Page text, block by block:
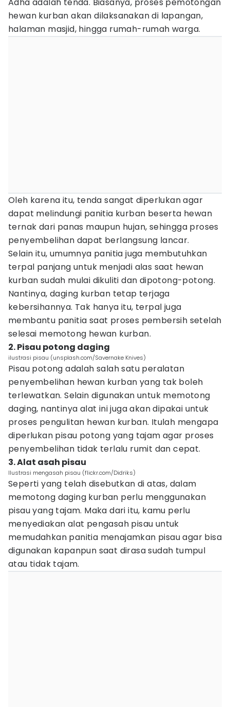
hewan kurban akan dilaksanakan di lapangan,
halaman masjid, hingga rumah-rumah warga.
Oleh karena itu, tenda sangat diperlukan agar
dapat melindungi panitia kurban beserta hewan
ternak dari panas maupun hujan, sehingga proses
penyembelihan dapat berlangsung lancar.
Selain itu, umumnya panitia juga membutuhkan
terpal panjang untuk menjadi alas saat hewan
kurban sudah mulai dikuliti dan dipotong-potong.
Nantinya, daging kurban tetap terjaga
kebersihannya. Tak hanya itu, terpal juga
membantu panitia saat proses pembersih setelah
selesai memotong hewan kurban.
2. Pisau potong daging
ilustrasi pisau (unsplash.com/Savernake Knives)
Pisau potong adalah salah satu peralatan
penyembelihan hewan kurban yang tak boleh
terlewatkan. Selain digunakan untuk memotong
daging, nantinya alat ini juga akan dipakai untuk
proses pengulitan hewan kurban. Itulah mengapa
diperlukan pisau potong yang tajam agar proses
penyembelihan tidak terlalu rumit dan cepat.
3. Alat asah pisau
Ilustrasi mengasah pisau (flickr.com/Didriks)
Seperti yang telah disebutkan di atas, dalam
memotong daging kurban perlu menggunakan
pisau yang tajam. Maka dari itu, kamu perlu
menyediakan alat pengasah pisau untuk
memudahkan panitia menajamkan pisau agar bisa
digunakan kapanpun saat dirasa sudah tumpul
atau tidak tajam.